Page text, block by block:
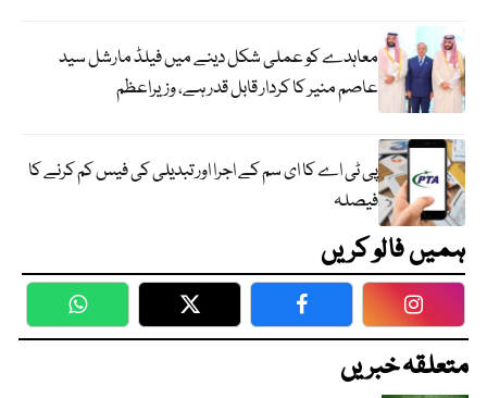
معاہدے کو عملی شکل دینے میں فیلڈ مارشل سید
عاصم منیر کا کردار قابل قدر ہے، وزیراعظم
پی ٹی اے کا ای سم کے اجرا اور تبدیلی کی فیس کم کرنے کا
فیصلہ
ہمیں فالو کریں
WhatsApp Twitter Facebook
متعلقہ خبریں